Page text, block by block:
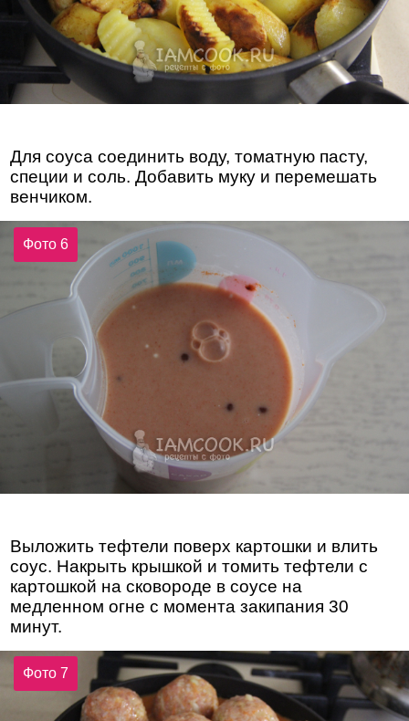
Для соуса соединить воду, томатную пасту,
специи и соль. Добавить муку и перемешать
венчиком.
Фото 6
Выложить тефтели поверх картошки и влить
соус. Накрыть крышкой и томить тефтели с
картошкой на сковороде в соусе на
медленном огне с момента закипания 30
минут.
Фото 7